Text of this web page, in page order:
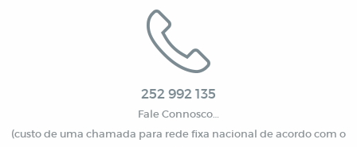
252 992 135
Fale Connosco…
(custo de uma chamada para rede fixa nacional de acordo com o